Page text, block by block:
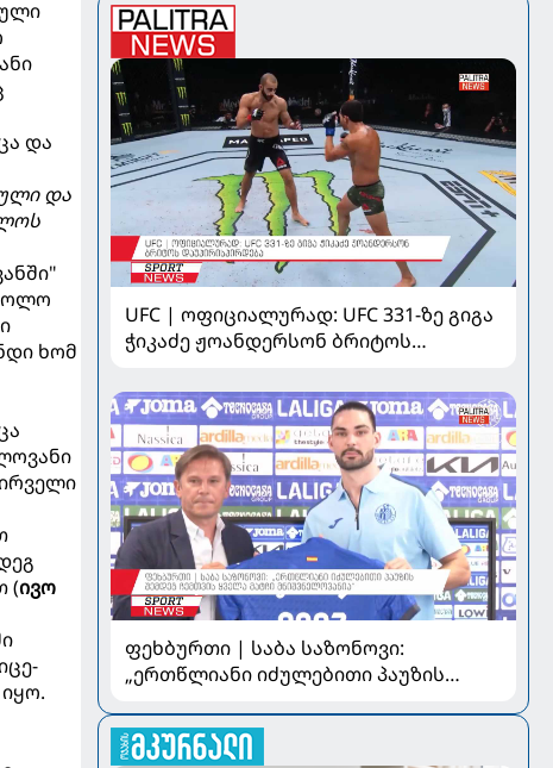
და
და
ხომ
(ივო
UFC | ოფიციალურად: UFC 331-ზე გიგა
ჭიკაძე ჟოანდერსონ ბრიტოს
ფეხბურთი | საბა საზონოვი:
„ერთწლიანი იძულებითი პაუზის
მნიშვნელოვანია“